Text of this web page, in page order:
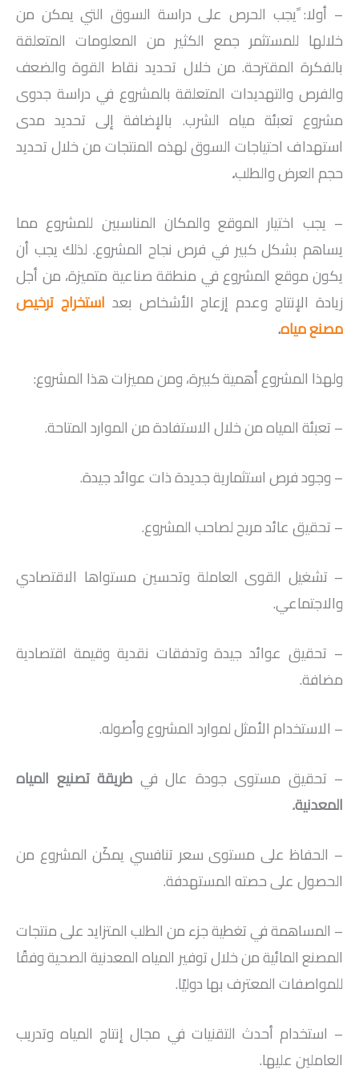
– أولا: ًيجب الحرص على دراسة السوق التي يمكن من
خلالها للمستثمر جمع الكثير من المعلومات المتعلقة
بالفكرة المقترحة. من خلال تحديد نقاط القوة والضعف
والفرص والتهديدات المتعلقة بالمشروع في دراسة جدوى
مشروع تعبئة مياه الشرب. بالإضافة إلى تحديد مدى
استهداف احتياجات السوق لهذه المنتجات من خلال تحديد
حجم العرض والطلب.
– يجب اختيار الموقع والمكان المناسبين للمشروع مما
يساهم بشكل كبير في فرص نجاح المشروع. لذلك يجب أن
يكون موقع المشروع في منطقة صناعية متميزة، من أجل
زيادة الإنتاج وعدم إزعاج الأشخاص بعد استخراج ترخيص
مصنع مياه.
ولهذا المشروع أهمية كبيرة، ومن مميزات هذا المشروع:
– تعبئة المياه من خلال الاستفادة من الموارد المتاحة.
– وجود فرص استثمارية جديدة ذات عوائد جيدة.
– تحقيق عائد مربح لصاحب المشروع.
– تشغيل القوى العاملة وتحسين مستواها الاقتصادي
والاجتماعي.
– تحقيق عوائد جيدة وتدفقات نقدية وقيمة اقتصادية
مضافة.
– الاستخدام الأمثل لموارد المشروع وأصوله.
– تحقيق مستوى جودة عال في طريقة تصنيع المياه
المعدنية.
– الحفاظ على مستوى سعر تنافسي يمكّن المشروع من
الحصول على حصته المستهدفة.
– المساهمة في تغطية جزء من الطلب المتزايد على منتجات
المصنع المائية من خلال توفير المياه المعدنية الصحية وفقًا
للمواصفات المعترف بها دوليًا.
– استخدام أحدث التقنيات في مجال إنتاج المياه وتدريب
العاملين عليها.